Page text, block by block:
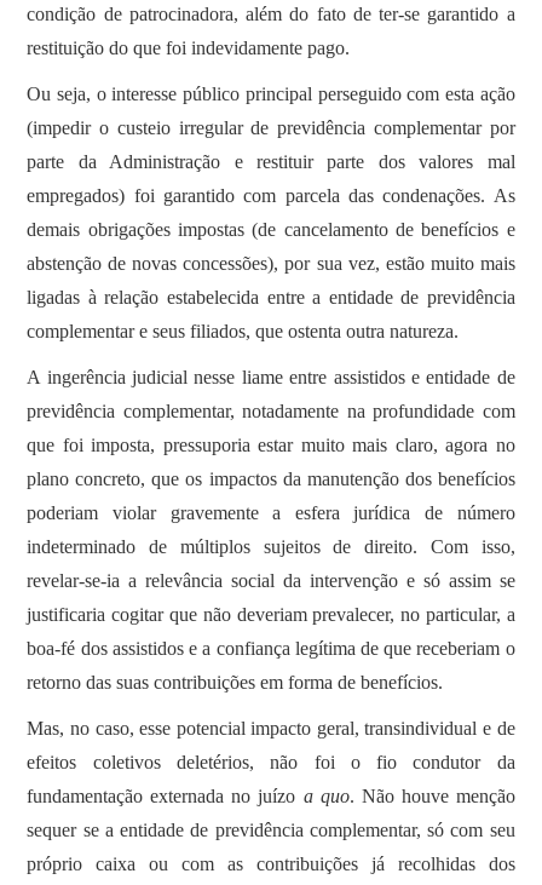
condição de patrocinadora, além do fato de ter-se garantido a
restituição do que foi indevidamente pago.
Ou seja, o interesse público principal perseguido com esta ação
(impedir o custeio irregular de previdência complementar por
parte da Administração e restituir parte dos valores mal
empregados) foi garantido com parcela das condenações. As
demais obrigações impostas (de cancelamento de benefícios e
abstenção de novas concessões), por sua vez, estão muito mais
ligadas à relação estabelecida entre a entidade de previdência
complementar e seus filiados, que ostenta outra natureza.
A ingerência judicial nesse liame entre assistidos e entidade de
previdência complementar, notadamente na profundidade com
que foi imposta, pressuporia estar muito mais claro, agora no
plano concreto, que os impactos da manutenção dos benefícios
poderiam violar gravemente a esfera jurídica de número
indeterminado de múltiplos sujeitos de direito. Com isso,
revelar-se-ia a relevância social da intervenção e só assim se
justificaria cogitar que não deveriam prevalecer, no particular, a
boa-fé dos assistidos e a confiança legítima de que receberiam o
retorno das suas contribuições em forma de benefícios.
Mas, no caso, esse potencial impacto geral, transindividual e de
efeitos coletivos deletérios, não foi o fio condutor da
fundamentação externada no juízo a quo. Não houve menção
sequer se a entidade de previdência complementar, só com seu
próprio caixa ou com as contribuições já recolhidas dos